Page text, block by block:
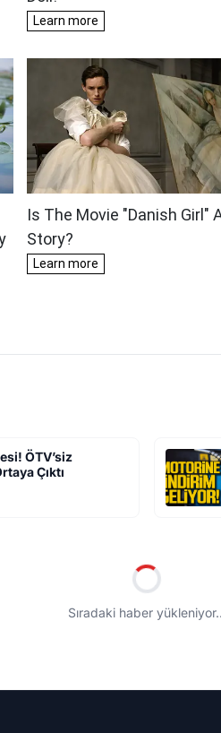
ÖTV’siz
Çıktı
tarihli oyuncak
Wheels’a kadar